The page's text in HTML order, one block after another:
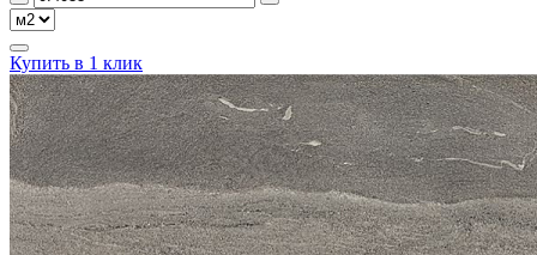
Купить в 1 клик